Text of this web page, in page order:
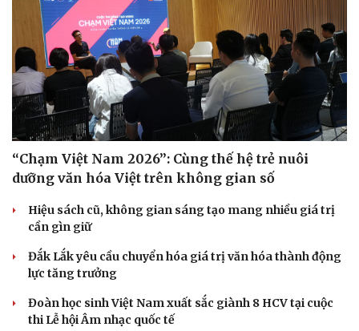
Làm đẹp - giảm cân
Phòng mạch online
Ăn sạch sống khỏe
“Chạm Việt Nam 2026”: Cùng thế hệ trẻ nuôi
dưỡng văn hóa Việt trên không gian số
Hiệu sách cũ, không gian sáng tạo mang nhiều giá trị
cần gìn giữ
Đắk Lắk yêu cầu chuyển hóa giá trị văn hóa thành động
lực tăng trưởng
Đoàn học sinh Việt Nam xuất sắc giành 8 HCV tại cuộc
thi Lễ hội Âm nhạc quốc tế